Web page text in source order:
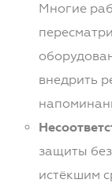
Многие
внедрить
защиты
истёкшим